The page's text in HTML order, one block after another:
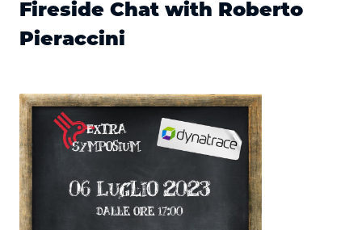
Fireside Chat with Roberto
Pieraccini